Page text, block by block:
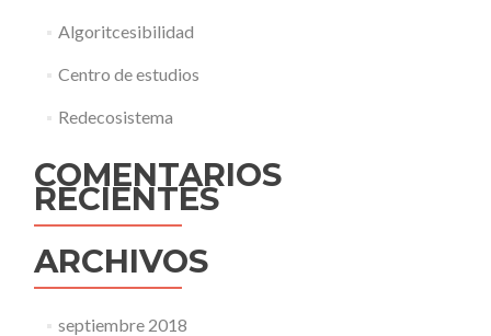
Algoritcesibilidad
Centro de estudios
Redecosistema
COMENTARIOS
RECIENTES
ARCHIVOS
septiembre 2018